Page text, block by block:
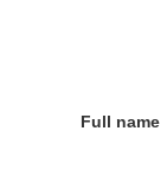
Full name